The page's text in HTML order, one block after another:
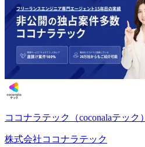
ココナラテック（coconalaテック）
株式会社ココナラテック